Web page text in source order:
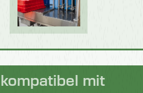
kompatibel mit